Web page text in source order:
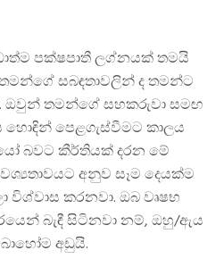
පක්ෂපාතී ලග්නයක් තමයි
සබඳතාවලින් ද තමන්ට
ඔවුන් තමන්ගේ සහකරුවා සමඟ
හොඳින් පෙළගැස්වීමට කාලය
බවට කීර්තියක් දරන මේ
අනුව සෑම දෙයක්ම
කරනවා. ඔබ වෘෂභ
බැඳී සිටිනවා නම්, ඔහු/ඇය
අඩුයි.